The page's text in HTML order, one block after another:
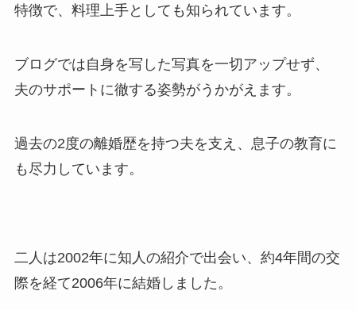
特徴で、料理上手としても知られています。
ブログでは自身を写した写真を一切アップせず、
夫のサポートに徹する姿勢がうかがえます。
過去の2度の離婚歴を持つ夫を支え、息子の教育に
も尽力しています。
二人は2002年に知人の紹介で出会い、約4年間の交
際を経て2006年に結婚しました。